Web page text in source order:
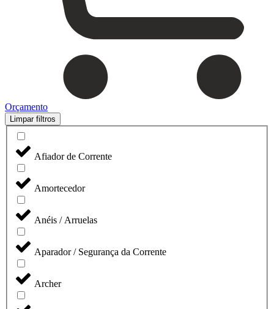
Orçamento
Limpar filtros
Afiador de Corrente
Amortecedor
Anéis / Arruelas
Aparador / Segurança da Corrente
Archer